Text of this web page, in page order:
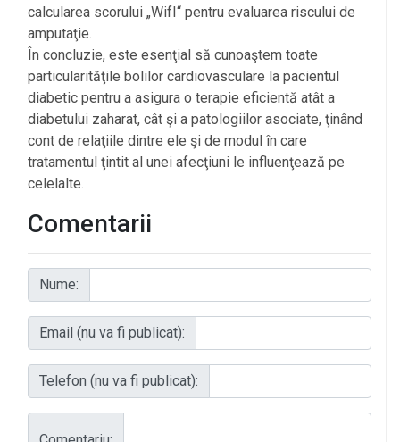
calcularea scorului „WifI“ pentru evaluarea riscului de
amputaţie.
În concluzie, este esenţial să cunoaştem toate
particularităţile bolilor cardiovasculare la pacientul
diabetic pentru a asigura o terapie eficientă atât a
diabetului zaharat, cât şi a patologiilor asociate, ţinând
cont de relaţiile dintre ele şi de modul în care
tratamentul ţintit al unei afecţiuni le influenţează pe
celelalte.
Comentarii
Nume:
Email (nu va fi publicat):
Telefon (nu va fi publicat):